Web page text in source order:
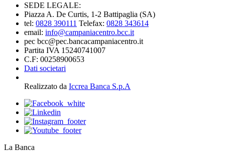
SEDE LEGALE:
Piazza A. De Curtis, 1-2 Battipaglia (SA)
tel: 0828 390111 Telefax: 0828 343614
email: info@campaniacentro.bcc.it
pec bcc@pec.bancacampaniacentro.it
Partita IVA 15240741007
C.F: 00258900653
Dati societari
Realizzato da Iccrea Banca S.p.A
La Banca